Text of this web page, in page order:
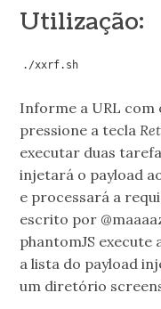
Utilização:
Informe a URL
pressione a tecla
executar duas
injetará o payload
e processará a
escrito por
phantomJS execute
a lista do payload
um diretório